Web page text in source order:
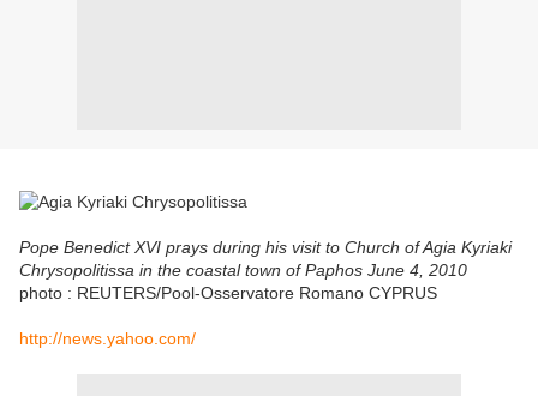
Pope Benedict XVI prays during his visit to Church of Agia Kyriaki
Chrysopolitissa in the coastal town of Paphos June 4, 2010
photo : REUTERS/Pool-Osservatore Romano CYPRUS
http://news.yahoo.com/